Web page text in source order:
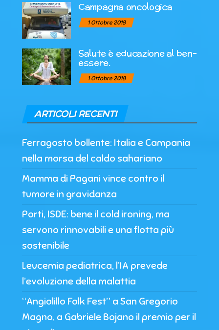
Campagna oncologica
1 Ottobre 2018
Salute è educazione al ben-
essere.
1 Ottobre 2018
ARTICOLI RECENTI
Ferragosto bollente: Italia e Campania
nella morsa del caldo sahariano
Mamma di Pagani vince contro il
tumore in gravidanza
Porti, ISDE: bene il cold ironing, ma
servono rinnovabili e una flotta più
sostenibile
Leucemia pediatrica, l’IA prevede
l’evoluzione della malattia
“Angiolillo Folk Fest” a San Gregorio
Magno, a Gabriele Bojano il premio per il